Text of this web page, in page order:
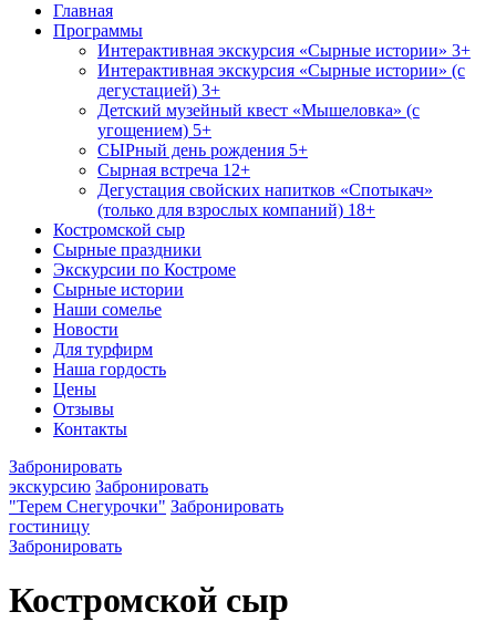
Главная
Программы
Интерактивная экскурсия «Сырные истории» 3+
Интерактивная экскурсия «Сырные истории» (с
дегустацией) 3+
Детский музейный квест «Мышеловка» (с
угощением) 5+
СЫРный день рождения 5+
Сырная встреча 12+
Дегустация свойских напитков «Спотыкач»
(только для взрослых компаний) 18+
Костромской сыр
Сырные праздники
Экскурсии по Костроме
Сырные истории
Наши сомелье
Новости
Для турфирм
Наша гордость
Цены
Отзывы
Контакты
Забронировать
экскурсию Забронировать
"Терем Снегурочки" Забронировать
гостиницу
Забронировать
Костромской сыр